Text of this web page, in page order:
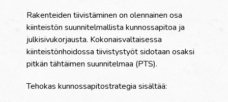
Rakenteiden tiivistäminen on olennainen osa
kiinteistön suunnitelmallista kunnossapitoa ja
julkisivukorjausta. Kokonaisvaltaisessa
kiinteistönhoidossa tiivistystyöt sidotaan osaksi
pitkän tähtäimen suunnitelmaa (PTS).
Tehokas kunnossapitostrategia sisältää: